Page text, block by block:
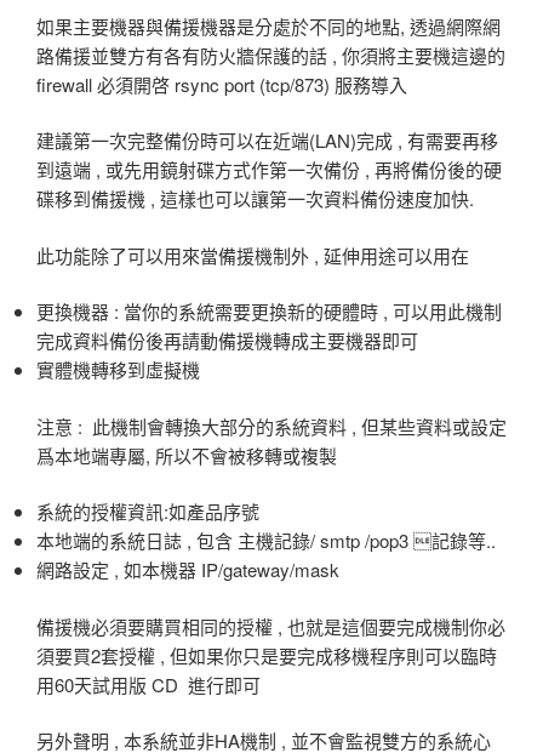
如果主要機器與備援機器是分處於不同的地點, 透過網際網
路備援並雙方有各有防火牆保護的話 , 你須將主要機這邊的
firewall 必須開啓 rsync port (tcp/873) 服務導入
建議第一次完整備份時可以在近端(LAN)完成 , 有需要再移
到遠端 , 或先用鏡射碟方式作第一次備份 , 再將備份後的硬
碟移到備援機 , 這樣也可以讓第一次資料備份速度加快.
此功能除了可以用來當備援機制外 , 延伸用途可以用在
更換機器 : 當你的系統需要更換新的硬體時 , 可以用此機制
完成資料備份後再請動備援機轉成主要機器即可
實體機轉移到虛擬機
注意 : 此機制會轉換大部分的系統資料 , 但某些資料或設定
爲本地端專屬, 所以不會被移轉或複製
系統的授權資訊:如產品序號
本地端的系統日誌 , 包含 主機記錄/ smtp /pop3 記錄等..
網路設定 , 如本機器 IP/gateway/mask
備援機必須要購買相同的授權 , 也就是這個要完成機制你必
須要買2套授權 , 但如果你只是要完成移機程序則可以臨時
用60天試用版 CD 進行即可
另外聲明 , 本系統並非HA機制 , 並不會監視雙方的系統心